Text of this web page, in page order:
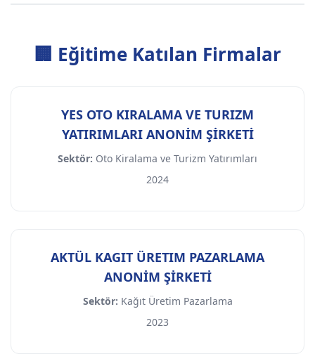
🏢 Eğitime Katılan Firmalar
YES OTO KIRALAMA VE TURIZM
YATIRIMLARI ANONİM ŞİRKETİ
Sektör: Oto Kiralama ve Turizm Yatırımları
2024
AKTÜL KAGIT ÜRETIM PAZARLAMA
ANONİM ŞİRKETİ
Sektör: Kağıt Üretim Pazarlama
2023